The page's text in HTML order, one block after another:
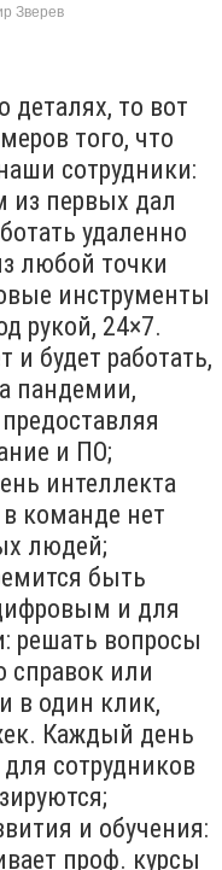
Зверев
деталях, то вот
того, что
сотрудники:
из первых дал
удаленно
любой точки
инструменты
рукой, 24×7.
и будет работать,
пандемии,
и ПО;
интеллекта
команде нет
людей;
быть
и для
решать вопросы
справок или
в один клик,
Каждый день
сотрудников
и обучения:
проф. курсы